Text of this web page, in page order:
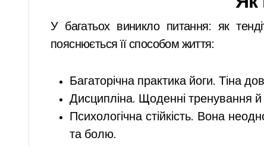
У багатьох виникло питання: як
пояснюється її способом життя:
Багаторічна практика йоги. Тіна
Дисципліна. Щоденні тренування й
Психологічна стійкість. Вона
та болю.